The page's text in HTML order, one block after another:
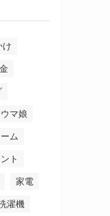
け
ウマ娘
ム
ト
家電
濯機